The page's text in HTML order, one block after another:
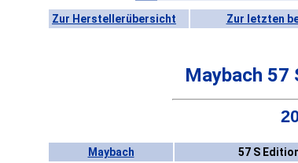
Zur Herstellerübersicht Zur letzten
Maybach 57
Maybach 57 S